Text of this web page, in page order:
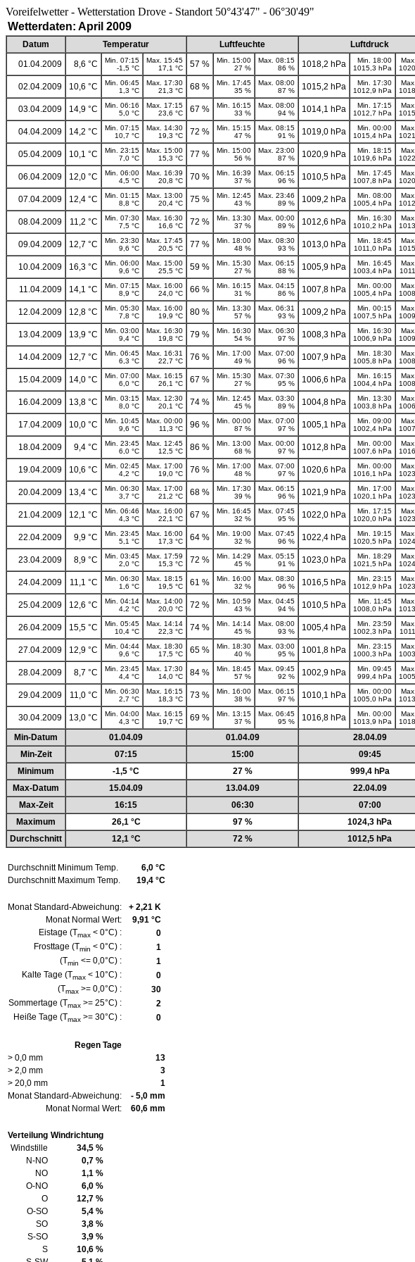
Voreifelwetter - Wetterstation Drove - Standort 50°43'47" - 06°30'49"
Wetterdaten: April 2009
Datum Temperatur Luftfeuchte Luftdruck
01.04.2009
8,6 °C
Min. 07:15
-1,5 °C
Max. 15:45
17,1 °C
57 %
Min. 15:00
27 %
Max. 08:15
86 %
1018,2 hPa
Min. 18:00
1015,3 hPa
02.04.2009 10,6 °C
Min. 06:45
1,3 °C
Max. 17:30
21,3 °C
68 %
Min. 17:45
35 %
Max. 08:00
87 %
1015,2 hPa
Min. 17:30
1012,9 hPa
03.04.2009 14,9 °C
Min. 06:16
5,0 °C
Max. 17:15
23,6 °C
67 %
Min. 16:15
33 %
Max. 08:00
94 %
1014,1 hPa
Min. 17:15
1012,7 hPa
04.04.2009 14,2 °C
Min. 07:15
10,7 °C
Max. 14:30
19,3 °C
72 %
Min. 15:15
47 %
Max. 08:15
91 %
1019,0 hPa
Min. 00:00
1015,4 hPa
05.04.2009 10,1 °C
Min. 23:15
7,0 °C
Max. 15:00
15,3 °C
77 %
Min. 15:00
56 %
Max. 23:00
87 %
1020,9 hPa
Min. 18:15
1019,6 hPa
06.04.2009 12,0 °C
Min. 06:00
4,5 °C
Max. 16:39
20,8 °C
70 %
Min. 16:39
37 %
Max. 06:15
96 %
1010,5 hPa
Min. 17:45
1007,8 hPa
07.04.2009 12,4 °C
Min. 01:15
8,8 °C
Max. 13:00
20,4 °C
75 %
Min. 12:45
43 %
Max. 23:46
89 %
1009,2 hPa
Min. 08:00
1005,4 hPa
08.04.2009 11,2 °C
Min. 07:30
7,5 °C
Max. 16:30
16,6 °C
72 %
Min. 13:30
37 %
Max. 00:00
89 %
1012,6 hPa
Min. 16:30
1010,2 hPa
09.04.2009 12,7 °C
Min. 23:30
9,6 °C
Max. 17:45
20,5 °C
77 %
Min. 18:00
48 %
Max. 08:30
93 %
1013,0 hPa
Min. 18:45
1011,0 hPa
10.04.2009 16,3 °C
Min. 06:00
9,6 °C
Max. 15:00
25,5 °C
59 %
Min. 15:30
27 %
Max. 06:15
88 %
1005,9 hPa
Min. 16:45
1003,4 hPa
11.04.2009 14,1 °C
Min. 07:15
8,9 °C
Max. 16:00
24,0 °C
66 %
Min. 16:15
31 %
Max. 04:15
86 %
1007,8 hPa
Min. 00:00
1005,4 hPa
12.04.2009 12,8 °C
Min. 05:30
7,8 °C
Max. 16:00
19,9 °C
80 %
Min. 13:30
57 %
Max. 06:31
93 %
1009,2 hPa
Min. 00:15
1007,5 hPa
13.04.2009 13,9 °C
Min. 03:00
9,4 °C
Max. 16:30
19,8 °C
79 %
Min. 16:30
54 %
Max. 06:30
97 %
1008,3 hPa
Min. 16:30
1006,9 hPa
14.04.2009 12,7 °C
Min. 06:45
6,3 °C
Max. 16:31
22,7 °C
76 %
Min. 17:00
49 %
Max. 07:00
96 %
1007,9 hPa
Min. 18:30
1005,8 hPa
15.04.2009 14,0 °C
Min. 07:00
6,0 °C
Max. 16:15
26,1 °C
67 %
Min. 15:30
27 %
Max. 07:30
95 %
1006,6 hPa
Min. 16:15
1004,4 hPa
16.04.2009 13,8 °C
Min. 03:15
8,0 °C
Max. 12:30
20,1 °C
74 %
Min. 12:45
45 %
Max. 03:30
89 %
1004,8 hPa
Min. 13:30
1003,8 hPa
17.04.2009 10,0 °C
Min. 10:45
9,6 °C
Max. 00:00
11,3 °C
96 %
Min. 00:00
87 %
Max. 07:00
97 %
1005,1 hPa
Min. 09:00
1002,4 hPa
18.04.2009 9,4 °C
Min. 23:45
6,0 °C
Max. 12:45
12,5 °C
86 %
Min. 13:00
68 %
Max. 00:00
97 %
1012,8 hPa
Min. 00:00
1007,6 hPa
19.04.2009 10,6 °C
Min. 02:45
4,2 °C
Max. 17:00
19,0 °C
76 %
Min. 17:00
48 %
Max. 07:00
97 %
1020,6 hPa
Min. 00:00
1016,1 hPa
20.04.2009 13,4 °C
Min. 06:30
3,7 °C
Max. 17:00
21,2 °C
68 %
Min. 17:30
39 %
Max. 06:15
96 %
1021,9 hPa
Min. 17:00
1020,1 hPa
21.04.2009 12,1 °C
Min. 06:46
4,3 °C
Max. 16:00
22,1 °C
67 %
Min. 16:45
32 %
Max. 07:45
95 %
1022,0 hPa
Min. 17:15
1020,0 hPa
22.04.2009 9,9 °C
Min. 23:45
5,1 °C
Max. 16:00
17,3 °C
64 %
Min. 19:00
32 %
Max. 07:45
96 %
1022,4 hPa
Min. 19:15
1020,5 hPa
23.04.2009 8,9 °C
Min. 03:45
2,0 °C
Max. 17:59
15,3 °C
72 %
Min. 14:29
45 %
Max. 05:15
91 %
1023,0 hPa
Min. 18:29
1021,5 hPa
24.04.2009 11,1 °C
Min. 06:30
1,6 °C
Max. 18:15
19,5 °C
61 %
Min. 16:00
32 %
Max. 08:30
96 %
1016,5 hPa
Min. 23:15
1012,9 hPa
25.04.2009 12,6 °C
Min. 04:14
4,2 °C
Max. 14:00
20,0 °C
72 %
Min. 10:59
43 %
Max. 04:45
94 %
1010,5 hPa
Min. 11:45
1008,0 hPa
26.04.2009 15,5 °C
Min. 05:45
10,4 °C
Max. 14:14
22,3 °C
74 %
Min. 14:14
45 %
Max. 08:00
93 %
1005,4 hPa
Min. 23:59
1002,3 hPa
27.04.2009 12,9 °C
Min. 04:44
9,6 °C
Max. 18:30
17,5 °C
65 %
Min. 18:30
40 %
Max. 03:00
95 %
1001,8 hPa
Min. 23:15
1000,3 hPa
28.04.2009 8,7 °C
Min. 23:45
4,4 °C
Max. 17:30
14,0 °C
84 %
Min. 18:45
57 %
Max. 09:45
92 %
1002,9 hPa
Min. 09:45
999,4 hPa
29.04.2009 11,0 °C
Min. 06:30
2,7 °C
Max. 16:15
18,3 °C
73 %
Min. 16:00
38 %
Max. 06:15
97 %
1010,1 hPa
Min. 00:00
1005,0 hPa
30.04.2009 13,0 °C
Min. 04:00
4,3 °C
Max. 16:15
19,7 °C
69 %
Min. 13:15
37 %
Max. 06:45
95 %
1016,8 hPa
Min. 00:00
1013,9 hPa
Min-Datum 01.04.09 01.04.09 28.04.09
Min-Zeit
07:15 15:00 09:45
Minimum
-1,5 °C 27 % 999,4 hPa
Max-Datum
15.04.09 13.04.09 22.04.09
Max-Zeit
16:15 06:30 07:00
Maximum
26,1 °C 97 % 1024,3 hPa
Durchschnitt
12,1 °C 72 % 1012,5 hPa
Durchschnitt Minimum Temp.
6,0 °C
Durchschnitt Maximum Temp.
19,4 °C
Monat Standard-Abweichung:
+ 2,21 K
Monat Normal Wert:
9,91 °C
Eistage (Tmax < 0°C) :
0
Frosttage (Tmin < 0°C) :
1
(Tmin <= 0,0°C) :
1
Kalte Tage (Tmax < 10°C) :
0
(Tmax >= 0,0°C) :
30
Sommertage (Tmax >= 25°C) :
2
Heiße Tage (Tmax >= 30°C) : 0
Regen Tage
> 0,0 mm
13
> 2,0 mm
3
> 20,0 mm
1
Monat Standard-Abweichung:
- 5,0 mm
Monat Normal Wert:
60,6 mm
Verteilung Windrichtung
Windstille
34,5 %
N-NO
0,7 %
NO
1,1 %
O-NO
6,0 %
O
12,7 %
O-SO
5,4 %
SO
3,8 %
S-SO
3,9 %
S
10,6 %